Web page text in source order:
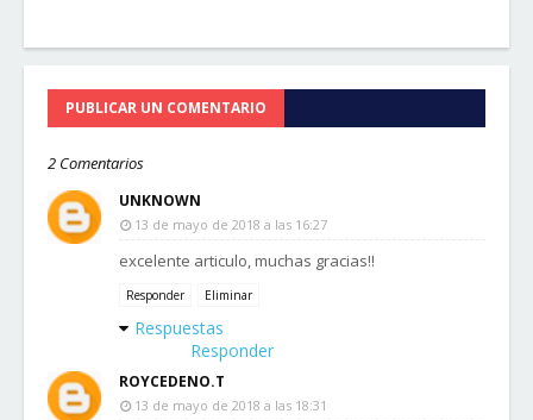
PUBLICAR UN COMENTARIO
2 Comentarios
UNKNOWN
13 de mayo de 2018 a las 16:27
excelente articulo, muchas gracias!!
Responder Eliminar
Respuestas
Responder
ROYCEDENO.T
13 de mayo de 2018 a las 18:31